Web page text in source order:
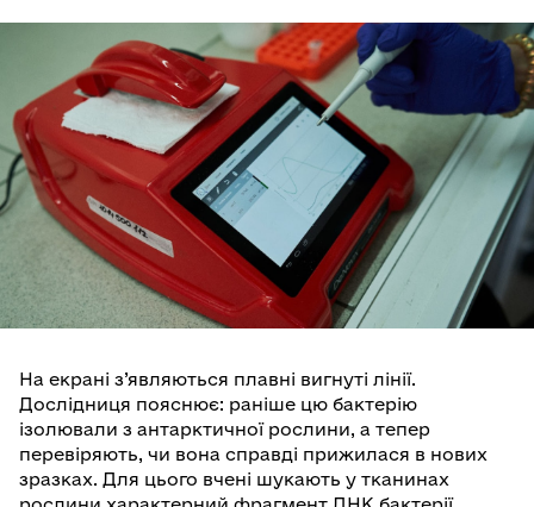
На екрані з’являються плавні вигнуті лінії.
Дослідниця пояснює: раніше цю бактерію
ізолювали з антарктичної рослини, а тепер
перевіряють, чи вона справді прижилася в нових
зразках. Для цього вчені шукають у тканинах